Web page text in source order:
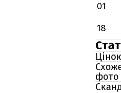
01
18
фото